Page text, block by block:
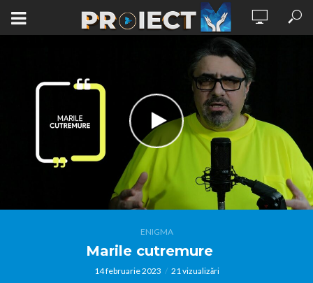
ENIGMA
Marile cutremure
14 februarie 2023 21 vizualizări